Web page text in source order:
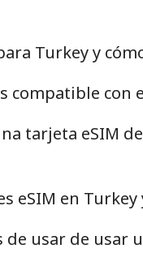
Turkey y
compatible con
tarjeta eSIM
eSIM en
de usar de usar